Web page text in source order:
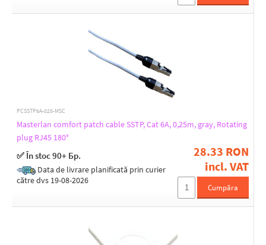
PCSSTP6A-025-MSC
Masterlan comfort patch cable SSTP, Cat 6A, 0,25m, gray, Rotating
plug RJ45 180°
✅ În stoc 90+ Бр.
Data de livrare planificată prin curier
către dvs 19-08-2026
28.33 RON
incl. VAT
Cumpăra